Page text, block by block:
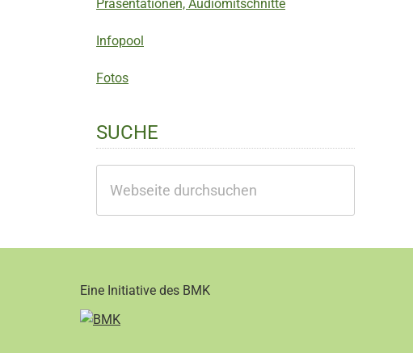
Präsentationen, Audiomitschnitte
Infopool
Fotos
SUCHE
durchsuchen
Eine Initiative des BMK